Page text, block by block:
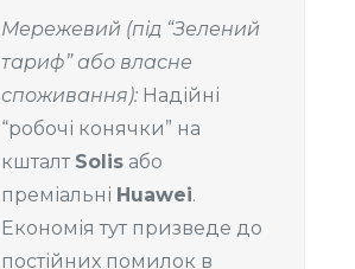
Мережевий (під “Зелений
тариф” або власне
споживання): Надійні
“робочі конячки” на
кшталт Solis або
преміальні Huawei.
Економія тут призведе до
постійних помилок в